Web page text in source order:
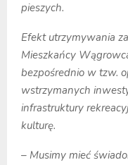
pieszych.
Efekt utrzymywania
Mieszkańcy
bezpośrednio w tzw.
wstrzymanych
infrastruktury
kulturę.
– Musimy mieć